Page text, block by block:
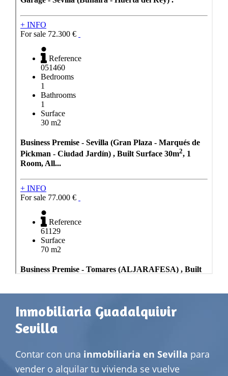
Inmobiliaria Guadalquivir
Sevilla
Contar con una inmobiliaria en Sevilla para
vender o alquilar tu vivienda se vuelve